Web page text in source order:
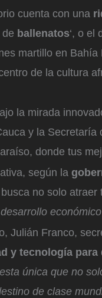
cuenta con una
de ballenatos‘, o el
martillo en
de la cultura
la mirada
y la Secretaría
donde tus
según la
no solo atraer
Julián Franco,
y tecnología
única que no
de clase